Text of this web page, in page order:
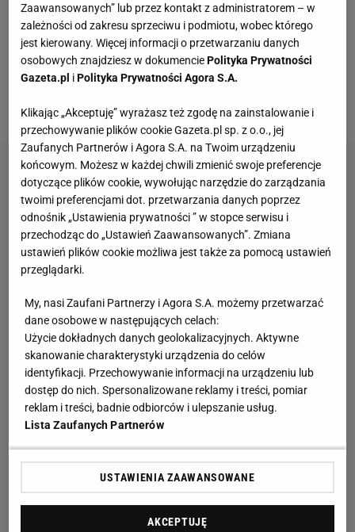
Zieliński od dawna jest kluczowym zawodnikiem
Napoli, to wciąż zarabia zaledwie 1,1 miliona euro za
sezon gry. Zaledwie, jeśli spojrzymy chociaż na
zarobki Arkadiusza Milika, który pobiera rocznie 2,5
mln.
Zaawansowanych” lub przez kontakt z administratorem – w
zależności od zakresu sprzeciwu i podmiotu, wobec którego
jest kierowany. Więcej informacji o przetwarzaniu danych
osobowych znajdziesz w dokumenciePolityka Prywatności
Gazeta.pl iPolityka Prywatności Agora S.A.
Klikając „Akceptuję” wyrażasz też zgodę na zainstalowanie i
przechowywanie plików cookie Gazeta.pl sp. z o.o., jej
Zaufanych Partnerów i Agora S.A. na Twoim urządzeniu
końcowym. Możesz w każdej chwili zmienić swoje preferencje
dotyczące plików cookie, wywołując narzędzie do zarządzania
twoimi preferencjami dot. przetwarzania danych poprzez
odnośnik „Ustawienia prywatności ” w stopce serwisu i
przechodząc do „Ustawień Zaawansowanych”. Zmiana
ustawień plików cookie możliwa jest także za pomocą ustawień
przeglądarki.
My, nasi Zaufani Partnerzy i Agora S.A. możemy przetwarzać
dane osobowe w następujących celach:
Użycie dokładnych danych geolokalizacyjnych. Aktywne
skanowanie charakterystyki urządzenia do celów
identyfikacji. Przechowywanie informacji na urządzeniu lub
dostęp do nich. Spersonalizowane reklamy i treści, pomiar
reklam i treści, badnie odbiorców i ulepszanie usług.
Lista Zaufanych Partnerów
USTAWIENIA ZAAWANSOWANE
AKCEPTUJĘ